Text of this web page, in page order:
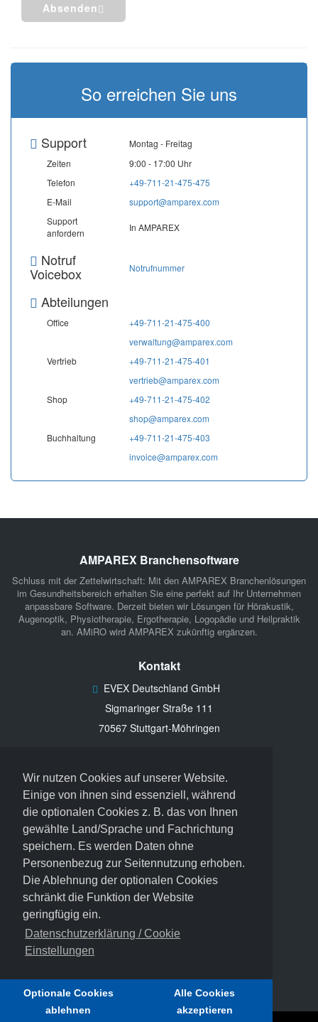
Wir nutzen Cookies auf unserer Website.
Einige von ihnen sind essenziell, während
die optionalen Cookies z. B. das von Ihnen
gewählte Land/Sprache und Fachrichtung
speichern. Es werden Daten ohne
Personenbezug zur Seitennutzung erhoben.
Die Ablehnung der optionalen Cookies
schränkt die Funktion der Website
geringfügig ein.
Datenschutzerklärung / Cookie
Einstellungen
Optionale Cookies
ablehnen
Alle Cookies
akzeptieren
Absenden
So erreichen Sie uns
Support
Montag - Freitag
Zeiten
9:00 - 17:00 Uhr
Telefon
+49-711-21-475-475
E-Mail
support@amparex.com
Support
anfordern
In AMPAREX
Notruf
Voicebox Notrufnummer
Abteilungen
Office
+49-711-21-475-400
verwaltung@amparex.com
Vertrieb
+49-711-21-475-401
vertrieb@amparex.com
Shop
+49-711-21-475-402
shop@amparex.com
Buchhaltung
+49-711-21-475-403
invoice@amparex.com
AMPAREX Branchensoftware
Schluss mit der Zettelwirtschaft: Mit den AMPAREX Branchenlösungen
im Gesundheitsbereich erhalten Sie eine perfekt auf Ihr Unternehmen
anpassbare Software. Derzeit bieten wir Lösungen für Hörakustik,
Augenoptik, Physiotherapie, Ergotherapie, Logopädieund Heilpraktik
an. AMiROwird AMPAREX zukünftig ergänzen.
Kontakt
EVEX Deutschland GmbH
Sigmaringer Straße 111
70567 Stuttgart-Möhringen
info@evex-group.com
Webseite
Datenschutzerklärung
Hinweisgeberschutzsystem
Cookies widerrufen